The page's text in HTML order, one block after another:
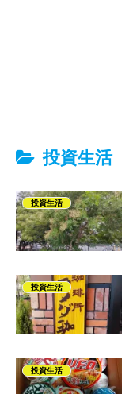
投資生活
投資生活
投資生活
投資生活